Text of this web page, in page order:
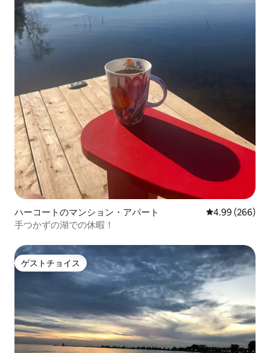
ハーコートのマンション・アパート レビュー266
4.99 (266)
手つかずの湖での休暇！
ゲストチョイス
ゲストチョイス